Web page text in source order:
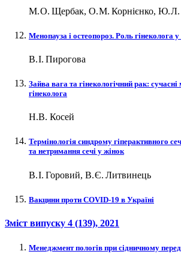
М. О. Щербак, О. М. Корнієнко, Ю.
Менопауза і остеопороз. Роль гінеколога
В. І. Пирогова
Зайва вага та гінекологічний рак:
гінеколога
Н.В. Косей
Термінологія синдрому гіперактивного
та нетримання сечі у жінок
В. І. Горовий, В. Є. Литвинець
Вакцини проти COVID‑19 в Україні
Зміст випуску 4 (139), 2021
Менеджмент пологів при сідничному